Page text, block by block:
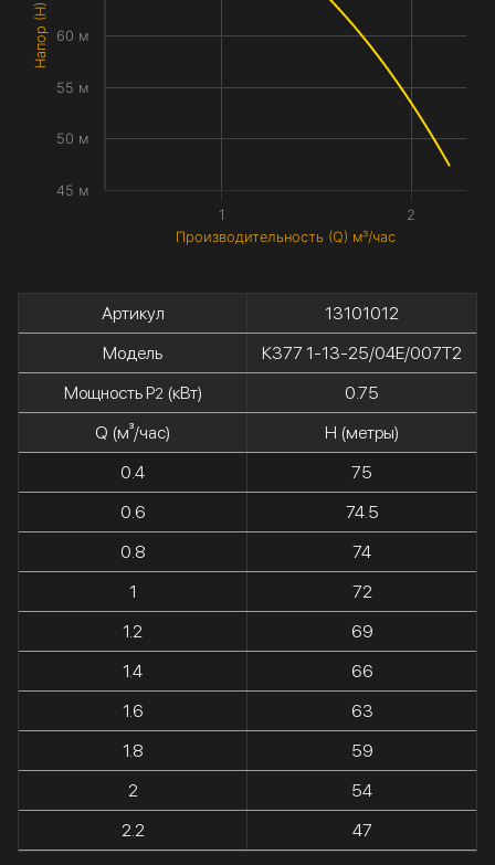
Производительность (Q) м³/час
1 2
45 м
50 м
55 м
60 м
Артикул
13101012
Модель
К377 1-13-25/04Е/007Т2
Мощность P2(кВт)
0.75
Q (м³/час)
H (метры)
0.4
75
0.6
74.5
0.8
74
1
72
1.2
69
1.4
66
1.6
63
1.8
59
2
54
2.2
47